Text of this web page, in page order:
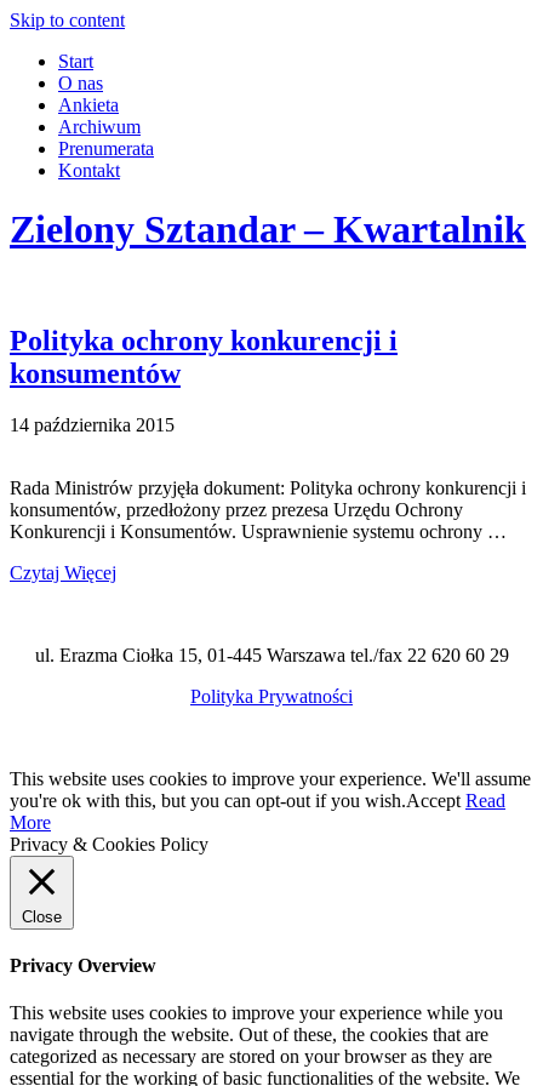
Skip to content
Start
O nas
Ankieta
Archiwum
Prenumerata
Kontakt
Zielony Sztandar – Kwartalnik
Polityka ochrony konkurencji i
konsumentów
14 października 2015
Rada Ministrów przyjęła dokument: Polityka ochrony konkurencji i
konsumentów, przedłożony przez prezesa Urzędu Ochrony
Konkurencji i Konsumentów. Usprawnienie systemu ochrony …
Czytaj Więcej
ul. Erazma Ciołka 15, 01-445 Warszawa tel./fax 22 620 60 29
Polityka Prywatności
This website uses cookies to improve your experience. We'll assume
you're ok with this, but you can opt-out if you wish.Accept Read
More
Privacy & Cookies Policy
Close
Privacy Overview
This website uses cookies to improve your experience while you
navigate through the website. Out of these, the cookies that are
categorized as necessary are stored on your browser as they are
essential for the working of basic functionalities of the website. We